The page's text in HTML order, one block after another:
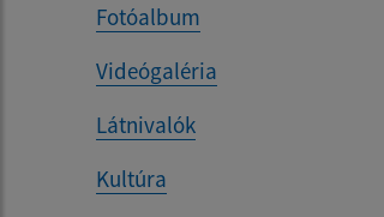
Fotóalbum
Videógaléria
Látnivalók
Kultúra